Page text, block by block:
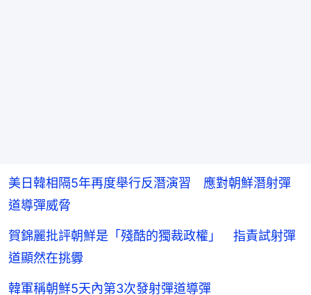
美日韓相隔5年再度舉行反潛演習 應對朝鮮潛射彈
道導彈威脅
賀錦麗批評朝鮮是「殘酷的獨裁政權」 指責試射彈
道顯然在挑釁
韓軍稱朝鮮5天內第3次發射彈道導彈